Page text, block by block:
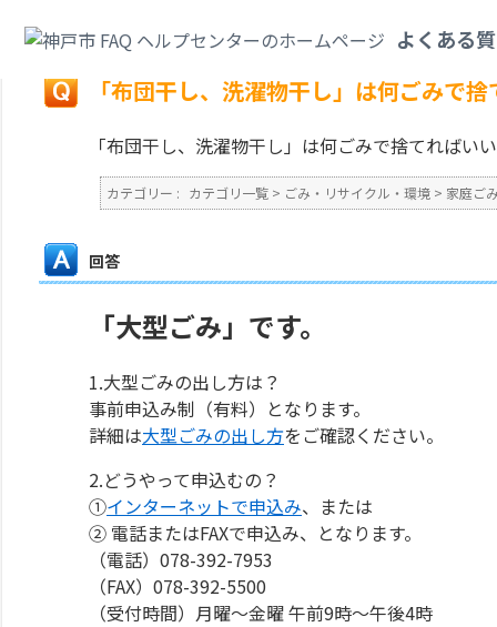
よくある
戻る
「布団干し、洗濯物干し」は何ごみで
「布団干し、洗濯物干し」は何ごみで捨てればい
カテゴリー : カテゴリ一覧 > ごみ・リサイクル・環境 > 家庭ご
回答
「大型ごみ」です。
1.大型ごみの出し方は？
事前申込み制（有料）となります。
詳細は大型ごみの出し方をご確認ください。
2.どうやって申込むの？
①インターネットで申込み、または
② 電話またはFAXで申込み、となります。
（電話）078-392-7953
（FAX）078-392-5500
（受付時間）月曜～金曜 午前9時～午後4時